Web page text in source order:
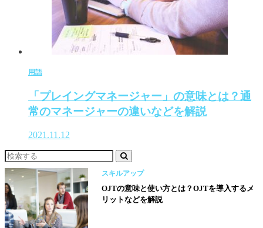
用語
「プレイングマネージャー」の意味とは？通
常のマネージャーの違いなどを解説
2021.11.12
スキルアップ
OJTの意味と使い方とは？OJTを導入するメ
リットなどを解説